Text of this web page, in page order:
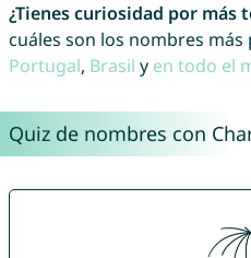
¿Tienes curiosidad por más
cuáles son los nombres más
Portugal, Brasil y en todo el
Quiz de nombres con